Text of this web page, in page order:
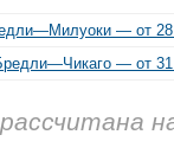
— от 28
— от